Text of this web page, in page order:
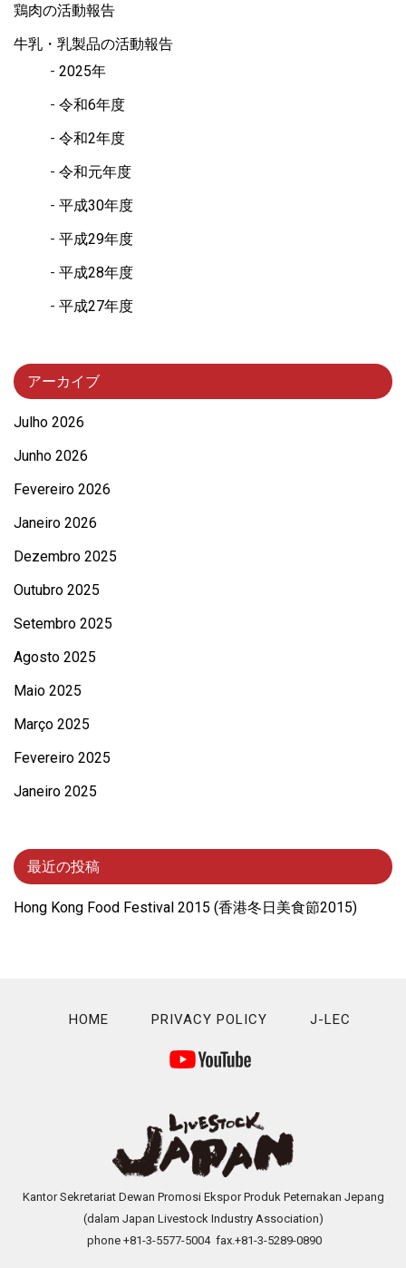
鶏肉の活動報告
牛乳・乳製品の活動報告
2025年
令和6年度
令和2年度
令和元年度
平成30年度
平成29年度
平成28年度
平成27年度
アーカイブ
Julho 2026
Junho 2026
Fevereiro 2026
Janeiro 2026
Dezembro 2025
Outubro 2025
Setembro 2025
Agosto 2025
Maio 2025
Março 2025
Fevereiro 2025
Janeiro 2025
最近の投稿
Hong Kong Food Festival 2015 (⾹港冬⽇美⾷節2015)
HOME PRIVACY POLICY J-LEC
Kantor Sekretariat Dewan Promosi Ekspor Produk Peternakan Jepang
(dalam Japan Livestock Industry Association)
phone +81-3-5577-5004 fax.+81-3-5289-0890